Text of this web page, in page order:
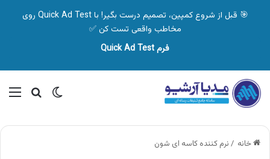
🎯 قبل از شروع کمپین، تصمیم درست بگیر! با Quick Ad Test روی
مخاطب واقعی تست کن ✅
فرم Quick Ad Test
تغییر پوسته
خانه / نرم کننده کاسه ای شون